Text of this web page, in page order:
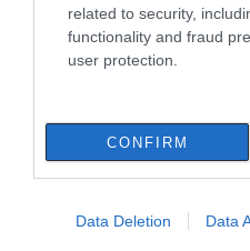
related to security,
functionality and fraud
user protection.
CONFIRM
Data Deletion Data